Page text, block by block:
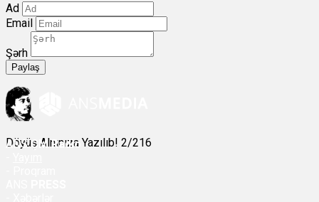
Ad
Email
Şərh
Paylaş
Döyüş Alnınıza Yazılıb! 2/216
ANSÇM Radio